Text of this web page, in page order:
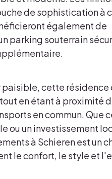
de sophistication à
également de
parking souterrain
paisible, cette résidence
en étant à proximité
en commun. Que
ou un investissement
à Schieren est un
le confort, le style et